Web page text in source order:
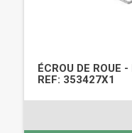
ÉCROU DE ROUE
REF: 353427X1